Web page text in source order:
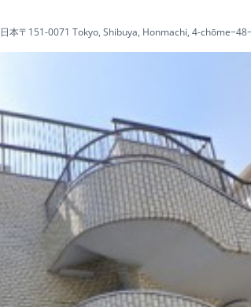
日本〒151-0071 Tokyo, Shibuya, Honmachi, 4-